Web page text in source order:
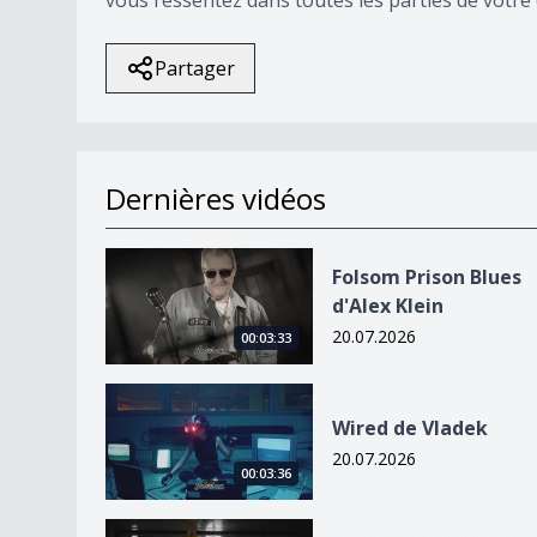
Partager
Dernières vidéos
Folsom Prison Blues d&#039;Alex Klein
00:03:33
Folsom Prison Blues
d'Alex Klein
20.07.2026
Wired de Vladek
00:03:36
Wired de Vladek
20.07.2026